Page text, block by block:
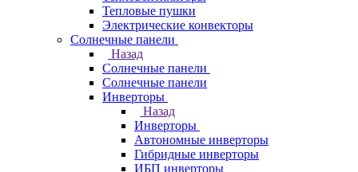
Тепловые пушки
Электрические конвекторы
Солнечные панели
Назад
Солнечные панели
Солнечные панели
Инверторы
Назад
Инверторы
Автономные инверторы
Гибридные инверторы
ИБП инверторы